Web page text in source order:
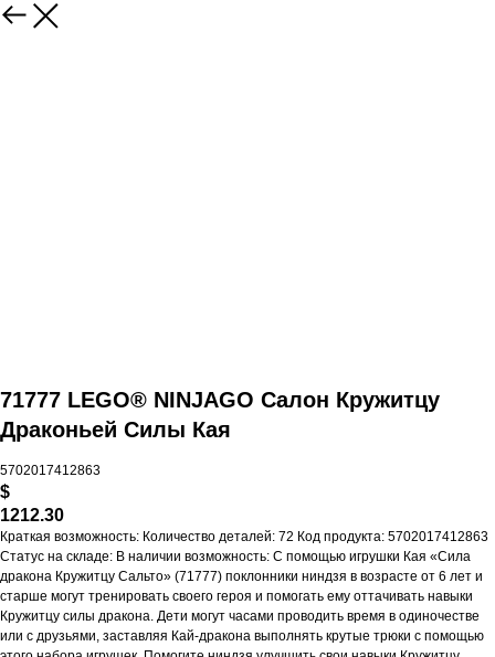
71777 LEGO® NINJAGO Салон Кружитцу
Драконьей Силы Кая
5702017412863
$
1212.30
Краткая возможность: Количество деталей: 72 Код продукта: 5702017412863
Статус на складе: В наличии возможность: С помощью игрушки Кая «Сила
дракона Кружитцу Сальто» (71777) поклонники ниндзя в возрасте от 6 лет и
старше могут тренировать своего героя и помогать ему оттачивать навыки
Кружитцу силы дракона. Дети могут часами проводить время в одиночестве
или с друзьями, заставляя Кай-дракона выполнять крутые трюки с помощью